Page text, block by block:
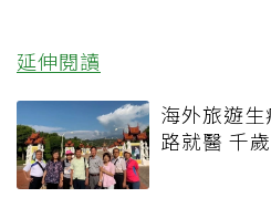
延伸閱讀
海外旅遊
路就醫 千